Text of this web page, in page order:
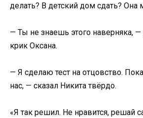
делать? В детский дом сдать? Она
— Ты не знаешь этого наверняка,
крик Оксана.
— Я сделаю тест на отцовство. Пока
нас, — сказал Никита твёрдо.
«Я так решил. Не нравится, решай